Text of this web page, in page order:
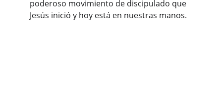
poderoso movimiento de discipulado que
Jesús inició y hoy está en nuestras manos.